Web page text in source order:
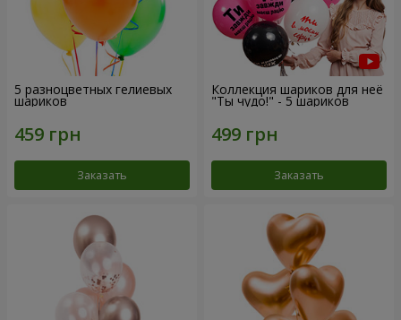
5 разноцветных гелиевых
шариков
Заказать
Коллекция шариков для неё
"Ты чудо!" - 5 шариков
Заказать